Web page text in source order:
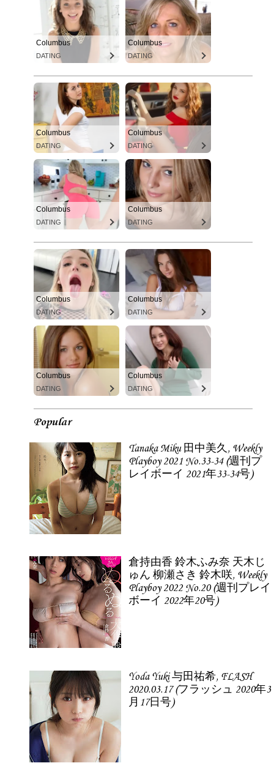
Columbus
DATING
Columbus
DATING
Columbus
DATING
Columbus
DATING
Columbus
DATING
Columbus
DATING
Columbus
DATING
Columbus
DATING
Columbus
DATING
Columbus
DATING
Popular
Tanaka Miku 田中美久, Weekly
Playboy 2021 No.33-34 (週刊プ
レイボーイ 2021年33-34号)
倉持由香 鈴木ふみ奈 天木じ
ゅん 柳瀬さき 鈴木咲, Weekly
Playboy 2022 No.20 (週刊プレイ
ボーイ 2022年20号)
Yoda Yuki 与田祐希, FLASH
2020.03.17 (フラッシュ 2020年3
月17日号)